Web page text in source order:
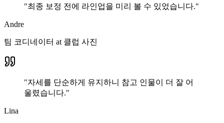
"최종 보정 전에 라인업을 미리 볼 수 있었습니다."
Andre
팀 코디네이터 at 클럽 사진
"자세를 단순하게 유지하니 참고 인물이 더 잘 어
울렸습니다."
Lina